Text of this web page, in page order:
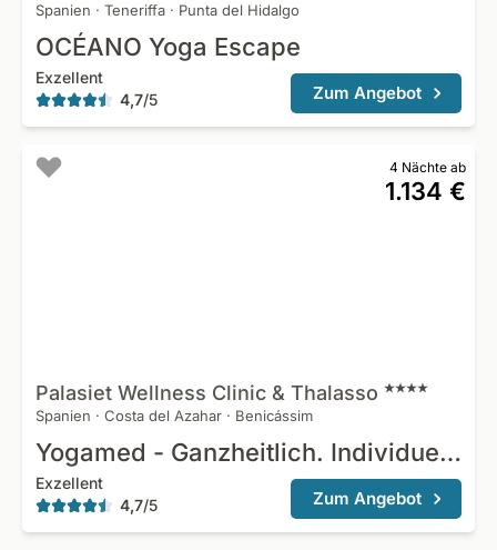
Spanien · Teneriffa · Punta del Hidalgo
OCÉANO Yoga Escape
Exzellent
4,7/5 Zum Angebot
4 Nächte ab
1.134 €
Palasiet Wellness Clinic & Thalasso
Spanien · Costa del Azahar · Benicássim
Yogamed - Ganzheitlich. Individuell. Heilsam.
Exzellent
4,7/5 Zum Angebot